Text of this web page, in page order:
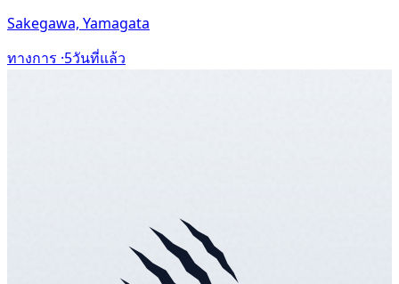
Sakegawa, Yamagata
ทางการ ·5วันที่แล้ว